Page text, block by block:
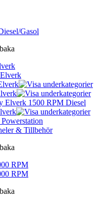
Gasol
Elverk 1500 RPM Diesel
& Tillbehör
RPM
RPM